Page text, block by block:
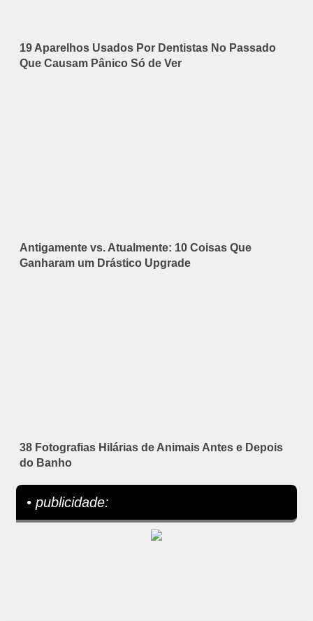
19 Aparelhos Usados Por Dentistas No Passado
Que Causam Pânico Só de Ver
Antigamente vs. Atualmente: 10 Coisas Que
Ganharam um Drástico Upgrade
38 Fotografias Hilárias de Animais Antes e Depois
do Banho
• publicidade: